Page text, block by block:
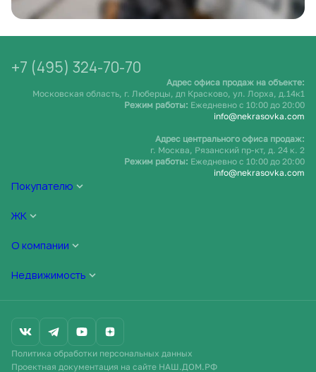
Покупателю
ЖК
О компании
Недвижимость
+7 (495) 324-70-70
Адрес офиса продаж на объекте:
Московская область, г. Люберцы, дп Красково, ул. Лорха, д.14к1
Режим работы: Ежедневно c 10:00 до 20:00
info@nekrasovka.com
Адрес центрального офиса продаж:
г. Москва, Рязанский пр-кт, д. 24 к. 2
Режим работы: Ежедневно c 10:00 до 20:00
info@nekrasovka.com
Политика обработки персональных данных
Проектная документация на сайте НАШ.ДОМ.РФ